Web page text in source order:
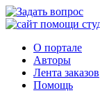
О портале
Авторы
Лента заказов
Помощь